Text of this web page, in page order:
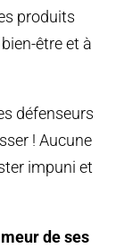
produits
être et à
défenseurs
! Aucune
impuni et
de ses